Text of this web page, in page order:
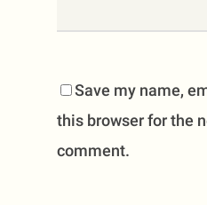
Save my name,
this browser for the
comment.